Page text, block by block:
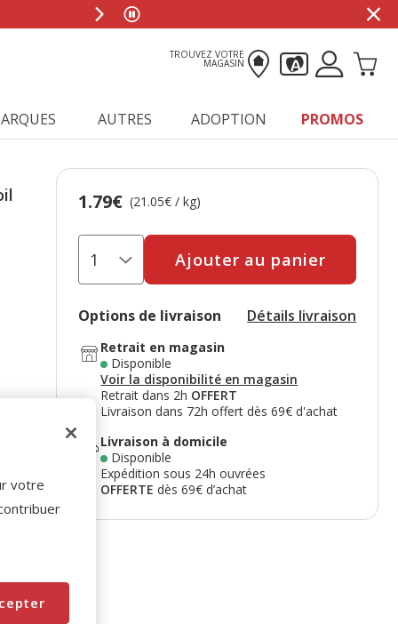
TROUVEZ VOTRE
MAGASIN
AUTRES ADOPTION PROMOS
Prix 1.79€, 21.05 EUR par kg
1.79€ (21.05€ / kg)
Ajouter au panier
Options de livraison Détails livraison
Retrait en magasin
Disponible
Voir la disponibilité en magasin
Retrait dans 2h OFFERT
Livraison dans 72h offert dès 69€ d'achat
Livraison à domicile
Disponible
Expédition sous 24h ouvrées
OFFERTEdès 69€ d’achat
votre